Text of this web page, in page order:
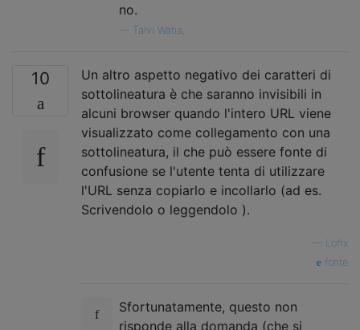
no.
Talvi Watia,
10
Un altro aspetto negativo dei caratteri di
sottolineatura è che saranno invisibili in
alcuni browser quando l'intero URL viene
visualizzato come collegamento con una
sottolineatura, il che può essere fonte di
confusione se l'utente tenta di utilizzare
l'URL senza copiarlo e incollarlo (ad es.
Scrivendolo o leggendolo ).
Loftx
fonte
Sfortunatamente, questo non
risponde alla domanda (che si